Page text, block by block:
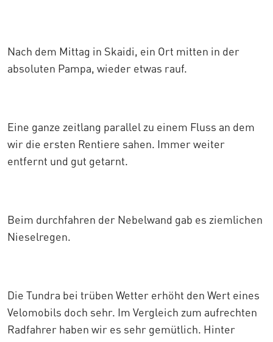
Nach dem Mittag in Skaidi, ein Ort mitten in der
absoluten Pampa, wieder etwas rauf.
Eine ganze zeitlang parallel zu einem Fluss an dem
wir die ersten Rentiere sahen. Immer weiter
entfernt und gut getarnt.
Beim durchfahren der Nebelwand gab es ziemlichen
Nieselregen.
Die Tundra bei trüben Wetter erhöht den Wert eines
Velomobils doch sehr. Im Vergleich zum aufrechten
Radfahrer haben wir es sehr gemütlich. Hinter